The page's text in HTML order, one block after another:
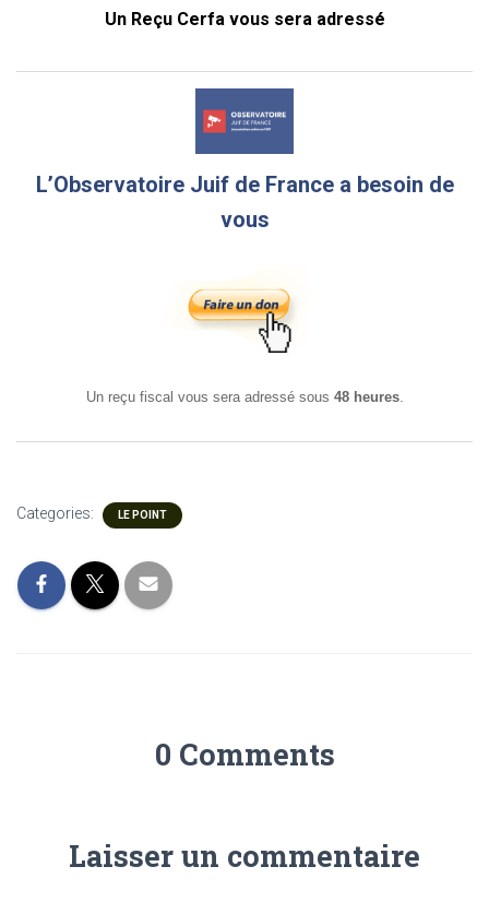
Un Reçu Cerfa vous sera adressé
L’Observatoire Juif de France a besoin de
vous
Un reçu fiscal vous sera adressé sous 48 heures.
Categories: LE POINT
0 Comments
Laisser un commentaire